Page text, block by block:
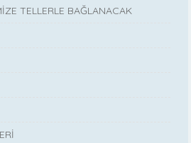
TELLERLE BAĞLANACAK